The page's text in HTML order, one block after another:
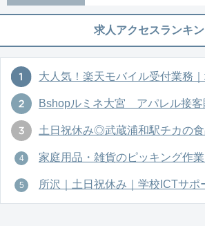
求人アクセスランキ
大人気！楽天モバイル受付業務
Bshopルミネ大宮 アパレル接客
土日祝休み◎武蔵浦和駅チカの食
家庭用品・雑貨のピッキング作
所沢｜土日祝休み｜学校ICTサポ